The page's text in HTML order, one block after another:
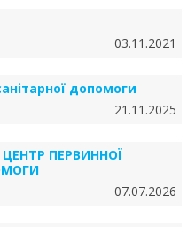
03.11.2021
допомоги
21.11.2025
ПЕРВИННОЇ
07.07.2026